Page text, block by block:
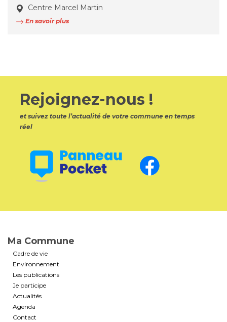
Centre Marcel Martin
En savoir plus
Rejoignez-nous !
et suivez toute l’actualité de votre commune en temps
réel
Ma Commune
Cadre de vie
Environnement
Les publications
Je participe
Actualités
Agenda
Contact